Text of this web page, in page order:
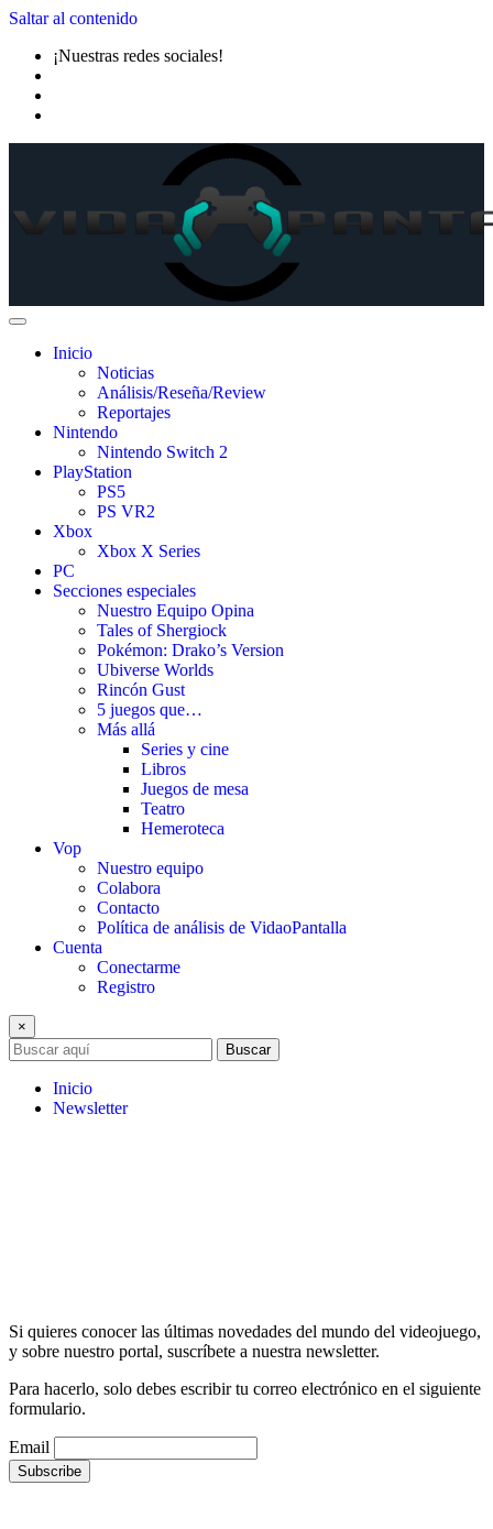
Saltar al contenido
¡Nuestras redes sociales!
Inicio
Noticias
Análisis/Reseña/Review
Reportajes
Nintendo
Nintendo Switch 2
PlayStation
PS5
PS VR2
Xbox
Xbox X Series
PC
Secciones especiales
Nuestro Equipo Opina
Tales of Shergiock
Pokémon: Drako’s Version
Ubiverse Worlds
Rincón Gust
5 juegos que…
Más allá
Series y cine
Libros
Juegos de mesa
Teatro
Hemeroteca
Vop
Nuestro equipo
Colabora
Contacto
Política de análisis de VidaoPantalla
Cuenta
Conectarme
Registro
×
Buscar
Inicio
Newsletter
Si quieres conocer las últimas novedades del mundo del videojuego,
y sobre nuestro portal, suscríbete a nuestra newsletter.
Para hacerlo, solo debes escribir tu correo electrónico en el siguiente
formulario.
Email